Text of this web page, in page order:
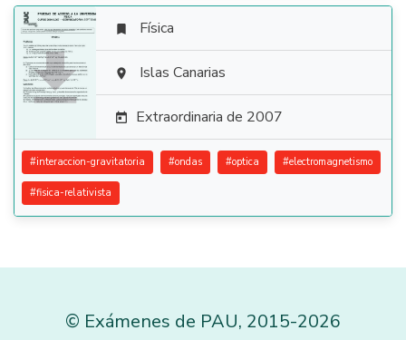

 Física
 Islas Canarias
 Extraordinaria de 2007
#interaccion-gravitatoria #ondas #optica #electromagnetismo
#fisica-relativista
© Exámenes de PAU, 2015-2026